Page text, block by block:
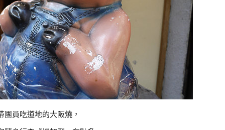
團員吃道地的大阪燒，